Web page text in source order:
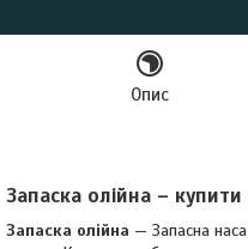
Опис
Запаска олійна –
Запаска олійна — Запасна